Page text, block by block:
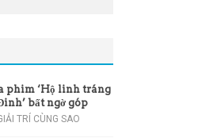
phim ‘Hộ linh tráng
bất ngờ góp
chủ đề của phim
TRÍ CÙNG SAO